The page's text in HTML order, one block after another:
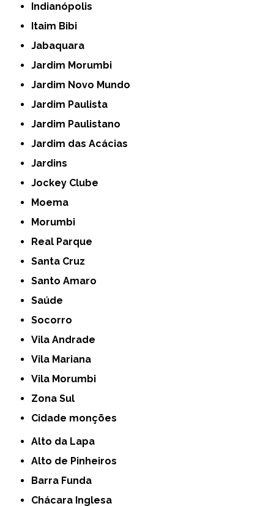
Indianópolis
Itaim Bibi
Jabaquara
Jardim Morumbi
Jardim Novo Mundo
Jardim Paulista
Jardim Paulistano
Jardim das Acácias
Jardins
Jockey Clube
Moema
Morumbi
Real Parque
Santa Cruz
Santo Amaro
Saúde
Socorro
Vila Andrade
Vila Mariana
Vila Morumbi
Zona Sul
cidade monções
Alto da Lapa
Alto de Pinheiros
Barra Funda
Chácara Inglesa